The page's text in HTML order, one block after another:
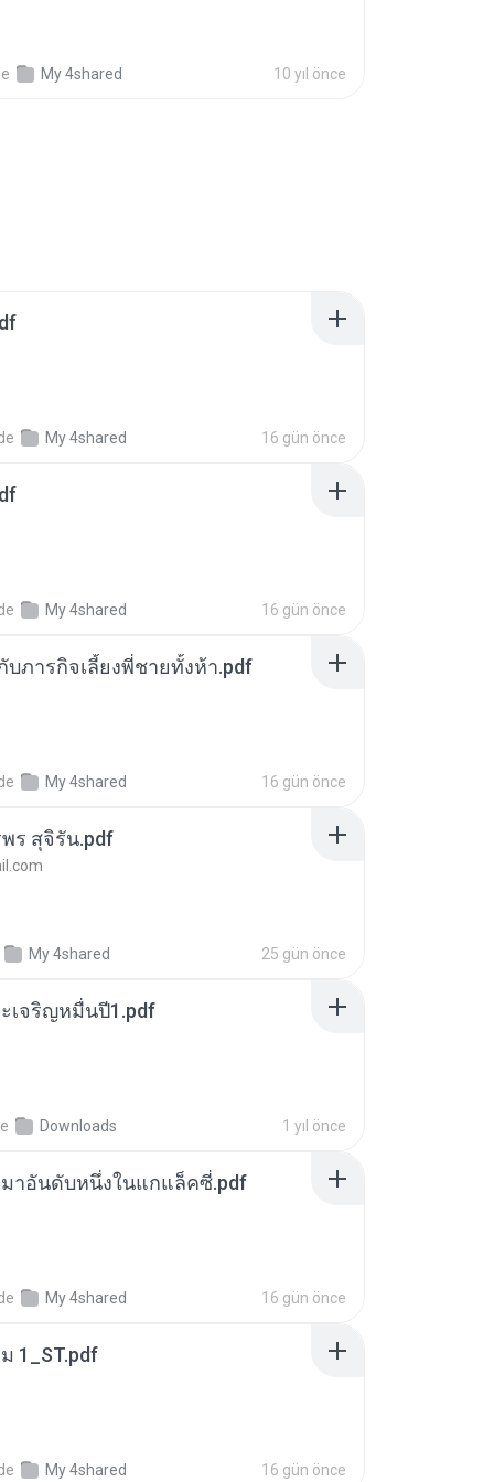
My 4shared 10 yıl önce
My 4shared 16 gün önce
My 4shared 16 gün önce
ภารกิจเลี้ยงพี่ชายทั้งห้า.pdf
My 4shared 16 gün önce
ร สุจิรัน.pdf
My 4shared 25 gün önce
เจริญหมื่นปี1.pdf
Downloads 1 yıl önce
มาอันดับหนึ่งในแกแล็คซี่.pdf
My 4shared 16 gün önce
1_ST.pdf
My 4shared 16 gün önce